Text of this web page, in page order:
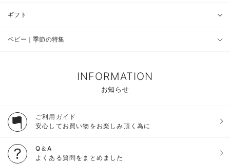
ギフト
ベビー｜季節の特集
INFORMATION
お知らせ
ご利用ガイド
安心してお買い物をお楽しみ頂く為に
Q＆A
よくある質問をまとめました